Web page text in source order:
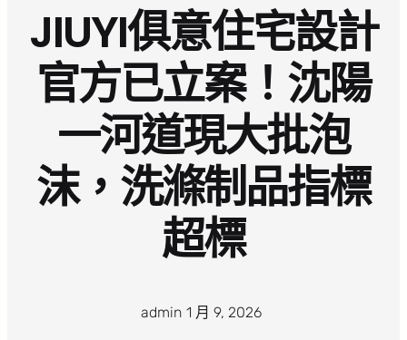
JIUYI俱意住宅設計
官方已立案！沈陽
一河道現大批泡
沫，洗滌制品指標
超標
admin 1 月 9, 2026